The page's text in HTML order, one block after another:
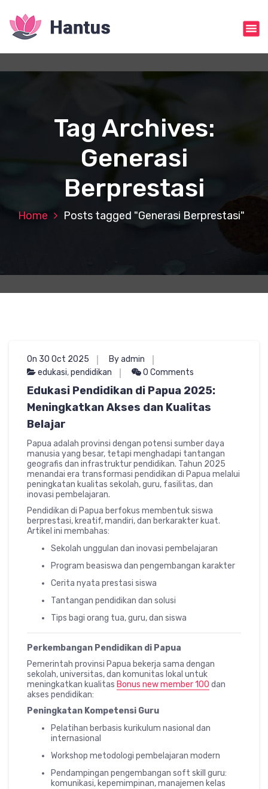
o
Tag Archives:
Generasi
Berprestasi
Home Posts tagged "Generasi Berprestasi"
On 30 Oct 2025
By admin
edukasi,pendidikan 0 Comments
Edukasi Pendidikan di Papua 2025:
Meningkatkan Akses dan Kualitas
Belajar
Papua adalah provinsi dengan potensi sumber daya
manusia yang besar, tetapi menghadapi tantangan
geografis dan infrastruktur pendidikan. Tahun 2025
menandai era transformasi pendidikan di Papua melalui
peningkatan kualitas sekolah, guru, fasilitas, dan
inovasi pembelajaran.
Pendidikan di Papua berfokus membentuk siswa
berprestasi, kreatif, mandiri, dan berkarakter kuat.
Artikel ini membahas:
Sekolah unggulan dan inovasi pembelajaran
Program beasiswa dan pengembangan karakter
Cerita nyata prestasi siswa
Tantangan pendidikan dan solusi
Tips bagi orang tua, guru, dan siswa
Perkembangan Pendidikan di Papua
Pemerintah provinsi Papua bekerja sama dengan
sekolah, universitas, dan komunitas lokal untuk
meningkatkan kualitas Bonus new member 100 dan
akses pendidikan:
Peningkatan Kompetensi Guru
Pelatihan berbasis kurikulum nasional dan
internasional
Workshop metodologi pembelajaran modern
Pendampingan pengembangan soft skill guru:
komunikasi, kepemimpinan, manajemen kelas